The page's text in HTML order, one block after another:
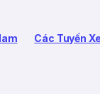
Các Tuyến